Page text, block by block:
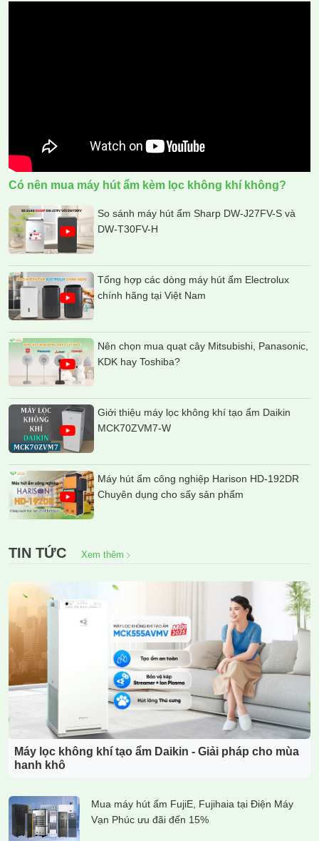
Có nên mua máy hút ẩm kèm lọc không khí không?
So sánh máy hút ẩm Sharp DW-J27FV-S và
DW-T30FV-H
Tổng hợp các dòng máy hút ẩm Electrolux
chính hãng tại Việt Nam
Nên chọn mua quạt cây Mitsubishi, Panasonic,
KDK hay Toshiba?
Giới thiệu máy lọc không khí tạo ẩm Daikin
MCK70ZVM7-W
Máy hút ẩm công nghiệp Harison HD-192DR
Chuyên dụng cho sấy sản phẩm
TIN TỨC Xem thêm
Máy lọc không khí tạo ẩm Daikin - Giải pháp cho mùa
hanh khô
Mua máy hút ẩm FujiE, Fujihaia tại Điện Máy
Vạn Phúc ưu đãi đến 15%